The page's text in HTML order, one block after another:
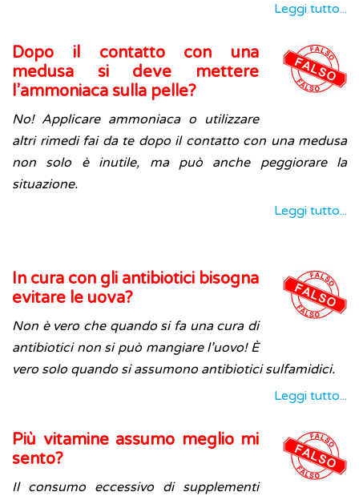
Leggi tutto...
Dopo il contatto con una
medusa si deve mettere
l’ammoniaca sulla pelle?
No! Applicare ammoniaca o utilizzare
altri rimedi fai da te dopo il contatto con una medusa
non solo è inutile, ma può anche peggiorare la
situazione.
Leggi tutto...
In cura con gli antibiotici bisogna
evitare le uova?
Non è vero che quando si fa una cura di
antibiotici non si può mangiare l’uovo! È
vero solo quando si assumono antibiotici sulfamidici.
Leggi tutto...
Più vitamine assumo meglio mi
sento?
Il consumo eccessivo di supplementi